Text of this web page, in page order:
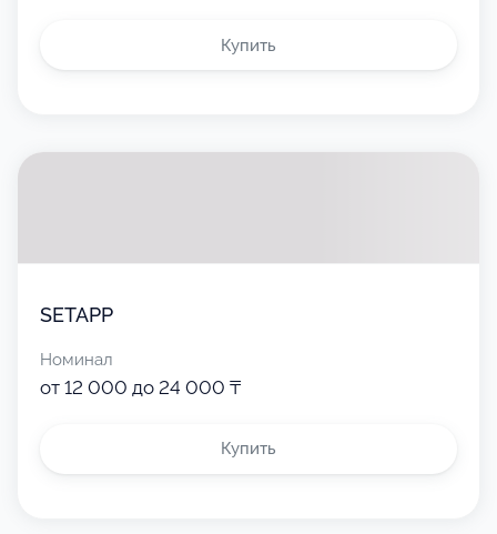
Купить
SETAPP
Номинал
от 12 000 до 24 000 ₸
Купить